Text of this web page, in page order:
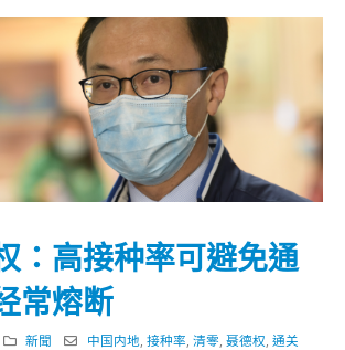
：高接种率可避免通
常熔断
新聞 中国内地 ,接种率 ,清零 ,聂德权 ,通关